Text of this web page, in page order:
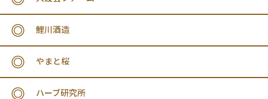
鯉川酒造
やまと桜
ハーブ研究所